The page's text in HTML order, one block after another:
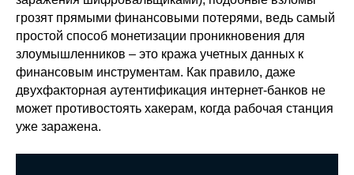
грозят прямыми финансовыми потерями, ведь самый
простой способ монетизации проникновения для
злоумышленников – это кража учетных данных к
финансовым инструментам. Как правило, даже
двухфакторная аутентификация интернет-банков не
может противостоять хакерам, когда рабочая станция
уже заражена.